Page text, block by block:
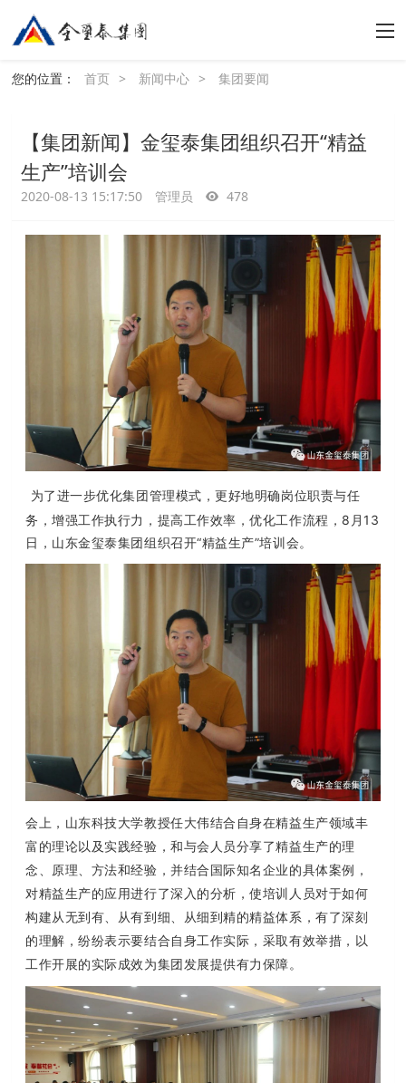
您的位置： 首页 > 新闻中心 > 集团要闻
【集团新闻】金玺泰集团组织召开“精益
生产”培训会
2020-08-13 15:17:50 管理员 478
为了进一步优化集团管理模式，更好地明确岗位职责与任
务，增强工作执行力，提高工作效率，优化工作流程，8月13
日，山东金玺泰集团组织召开“精益生产”培训会。
会上，山东科技大学教授任大伟结合自身在精益生产领域丰
富的理论以及实践经验，和与会人员分享了精益生产的理
念、原理、方法和经验，并结合国际知名企业的具体案例，
对精益生产的应用进行了深入的分析，使培训人员对于如何
构建从无到有、从有到细、从细到精的精益体系，有了深刻
的理解，纷纷表示要结合自身工作实际，采取有效举措，以
工作开展的实际成效为集团发展提供有力保障。